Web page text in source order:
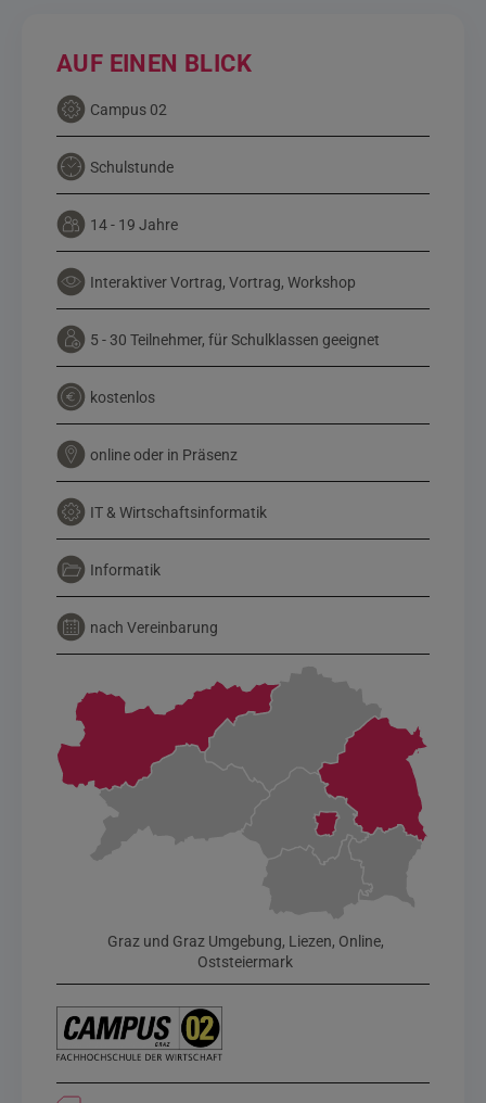
AUF EINEN BLICK
Campus 02
Schulstunde
14 - 19 Jahre
Interaktiver Vortrag, Vortrag, Workshop
5 - 30 Teilnehmer, für Schulklassen geeignet
kostenlos
online oder in Präsenz
IT & Wirtschaftsinformatik
Informatik
nach Vereinbarung
Graz und Graz Umgebung, Liezen, Online,
Oststeiermark